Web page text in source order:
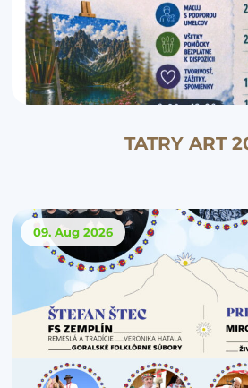
TATRY ART
09. Aug 2026